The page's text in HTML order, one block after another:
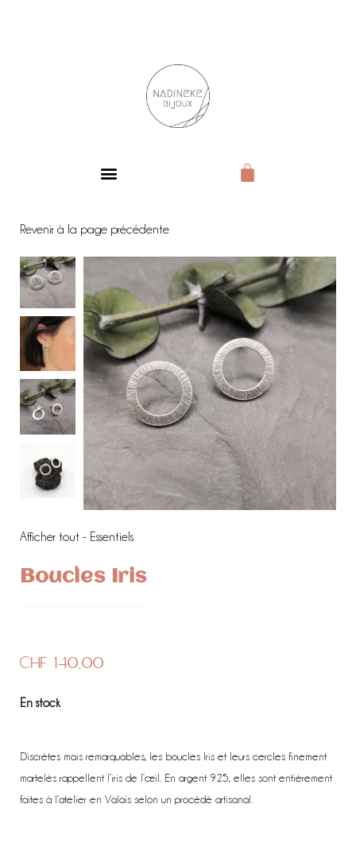
Revenir à la page précédente
Afficher tout - Essentiels
Boucles Iris
CHF 140.00
En stock
Discrètes mais remarquables, les boucles Iris et leurs cercles finement
martelés rappellent l’iris de l’œil. En argent 925, elles sont entièrement
faites à l’atelier en Valais selon un procédé artisanal.